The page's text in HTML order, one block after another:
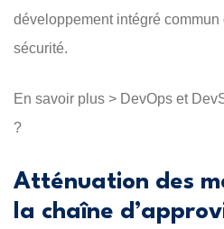
développement intégré
sécurité.
En savoir plus > DevOps et
?
Atténuation des
la chaîne